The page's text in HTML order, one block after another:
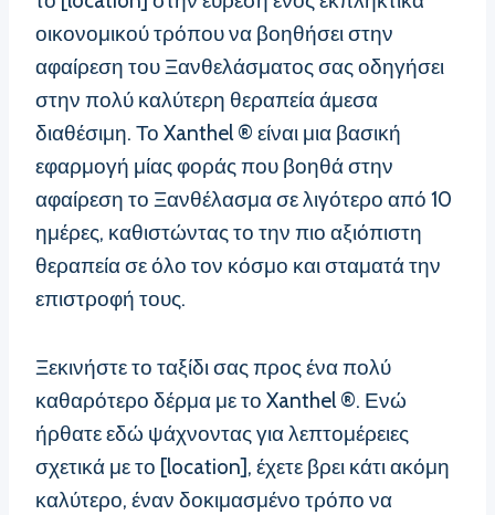
οικονομικού τρόπου να βοηθήσει στην
αφαίρεση του Ξανθελάσματος σας οδηγήσει
στην πολύ καλύτερη θεραπεία άμεσα
διαθέσιμη. Το Xanthel ® είναι μια βασική
εφαρμογή μίας φοράς που βοηθά στην
αφαίρεση το Ξανθέλασμα σε λιγότερο από 10
ημέρες, καθιστώντας το την πιο αξιόπιστη
θεραπεία σε όλο τον κόσμο και σταματά την
επιστροφή τους.
Ξεκινήστε το ταξίδι σας προς ένα πολύ
καθαρότερο δέρμα με το Xanthel ®. Ενώ
ήρθατε εδώ ψάχνοντας για λεπτομέρειες
σχετικά με το [location], έχετε βρει κάτι ακόμη
καλύτερο, έναν δοκιμασμένο τρόπο να